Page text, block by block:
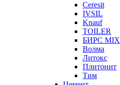
Ceresit
IVSIL
Knauf
TOILER
БИРС MIX
Волма
Литокс
Плитонит
Тим